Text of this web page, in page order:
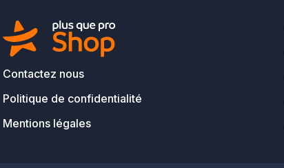
Contactez nous
Politique de confidentialité
Mentions légales